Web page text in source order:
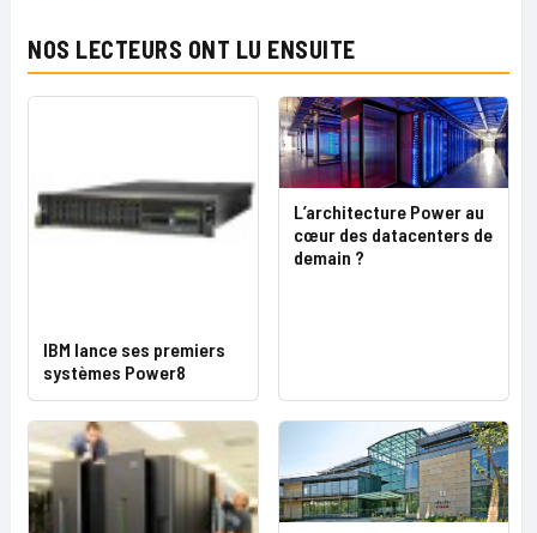
NOS LECTEURS ONT LU ENSUITE
IBM lance ses premiers
systèmes Power8
L’architecture Power au
cœur des datacenters de
demain ?